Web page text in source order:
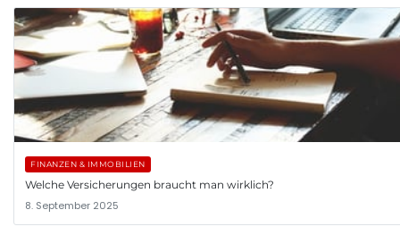
FINANZEN & IMMOBILIEN
Welche Versicherungen braucht man wirklich?
8. September 2025